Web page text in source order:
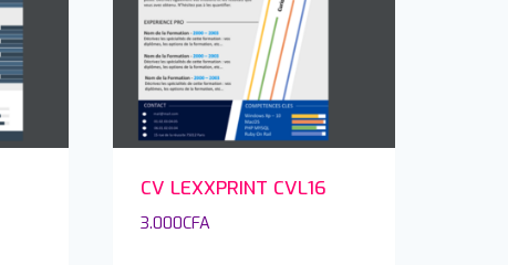
CV LEXXPRINT CVL16
3.000CFA